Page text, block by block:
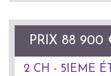
PRIX 88 900
2 CH - 5IEME